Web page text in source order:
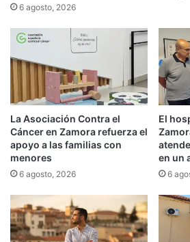
6 agosto, 2026
La Asociación Contra el
Cáncer en Zamora refuerza el
apoyo a las familias con
menores
6 agosto, 2026
El
en un
6